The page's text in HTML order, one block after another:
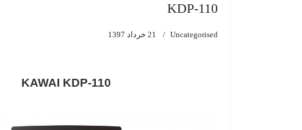
KDP-110
Uncategorised 21 خرداد 1397
KAWAI KDP-110